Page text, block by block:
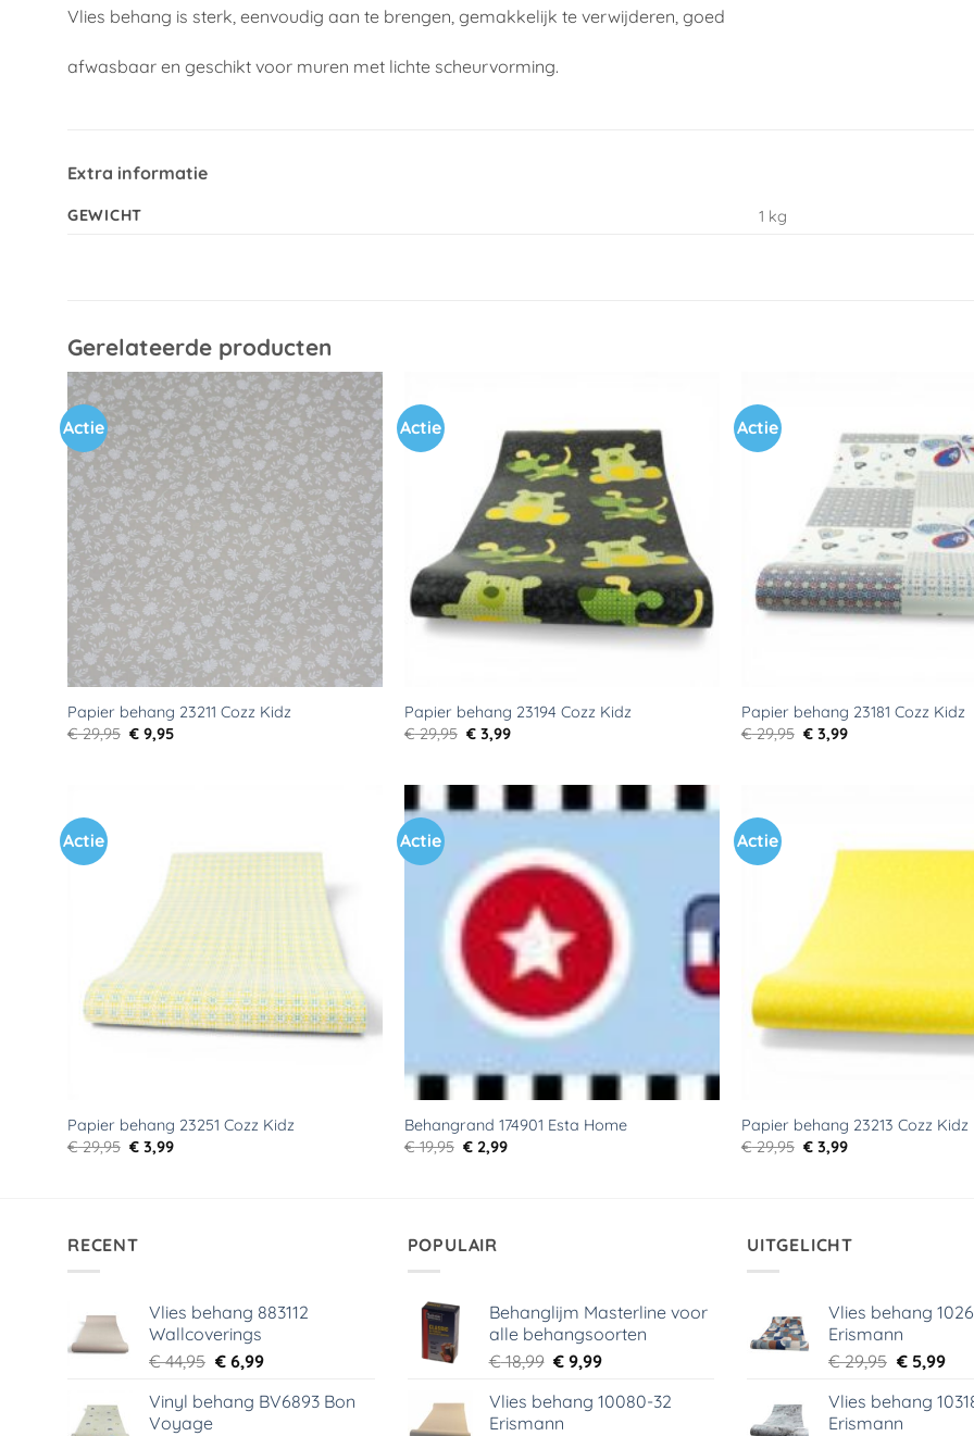
Vlies behang is sterk, eenvoudig aan te brengen, gemakkelijk te verwijderen, goed
afwasbaar en geschikt voor muren met lichte scheurvorming.
Extra informatie
GEWICHT 1 kg
Gerelateerde producten
Actie
Toevoegen
aan
verlanglijst
Papier behang 23211 Cozz Kidz
€29,95 Oorspronkelijke
prijs
€ 9,95Huidige
Actie
Toevoegen
aan
verlanglijst
Papier behang 23194 Cozz Kidz
€29,95 Oorspronkelijke
prijs
€ 3,99Huidige
Actie
Papier behang 23181 Cozz Kidz
€29,95 Oorspronkelijke
prijs
€ 3,99Huidige
Actie
verlanglijst
Papier behang 23251 Cozz Kidz
€29,95 Oorspronkelijke
prijs
€ 3,99Huidige
Actie
Behangrand 174901 Esta Home
€19,95 Oorspronkelijke
prijs
€ 2,99Huidige
Actie
Papier behang 23213 Cozz Kidz
€29,95 Oorspronkelijke
prijs
€ 3,99Huidige
RECENT
Vlies behang 883112
Wallcoverings
€44,95 Oorspronkelijke
was:
€6,99Huidige
is:
Vinyl behang BV6893 Bon
Voyage
POPULAIR
Behanglijm Masterline voor
alle behangsoorten
€18,99 Oorspronkelijke
was:
€ 18,99.
€ 9,99Huidige
is:
Vlies behang 10080-32
Erismann
UITGELICHT
Vlies behang
Erismann
€29,95
was:
€ 29,95.
€5,99
is:
Vlies behang
Erismann